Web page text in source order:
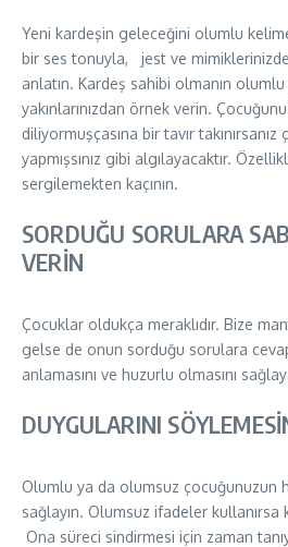
Yeni kardeşin geleceğini olumlu
bir ses tonuyla, jest ve
anlatın. Kardeş sahibi olmanın
yakınlarınızdan örnek verin.
diliyormuşçasına bir tavır
yapmışsınız gibi algılayacaktır.
sergilemekten kaçının.
SORDUĞU SORULARA
VERİN
Çocuklar oldukça meraklıdır. Bize
gelse de onun sorduğu sorulara
anlamasını ve huzurlu olmasını
DUYGULARINI
Olumlu ya da olumsuz çocuğunuzun
sağlayın. Olumsuz ifadeler kullanırsa
Ona süreci sindirmesi için zaman